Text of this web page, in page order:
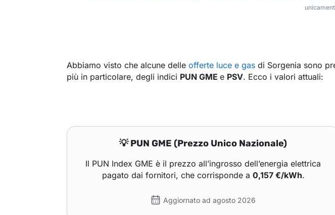
Abbiamo visto che alcune delle offerte luce e gas di Sorgenia sono
più in particolare, degli indici PUN GME e PSV. Ecco i valori attuali:
💡 PUN GME (Prezzo Unico Nazionale)
Il PUN Index GME è il prezzo all’ingrosso dell’energia elettrica
pagato dai fornitori, che corrisponde a 0,157 €/kWh.
Aggiornato ad agosto 2026